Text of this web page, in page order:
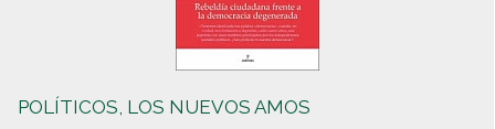
POLÍTICOS, LOS NUEVOS AMOS